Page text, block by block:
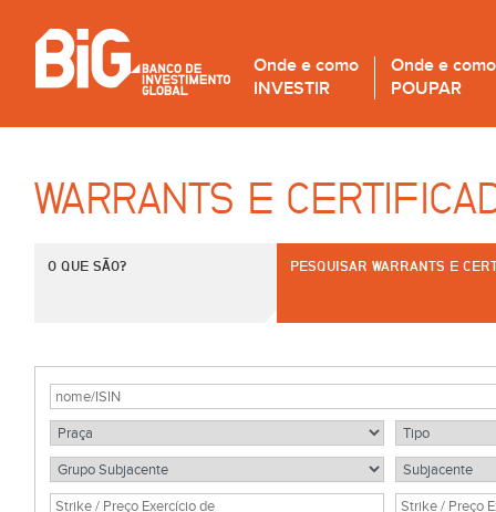
Onde e como
INVESTIR
Onde e como
POUPAR
WARRANTS E
O QUE SÃO? PESQUISAR WARRANTS E